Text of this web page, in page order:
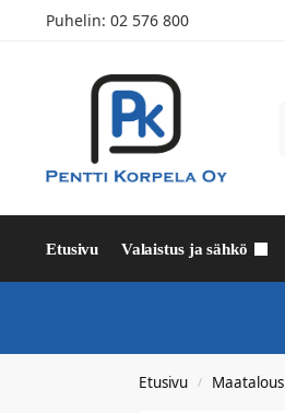
Puhelin: 02 576 800
Etusivu Valaistus ja sähkö
Etusivu / Maatalous